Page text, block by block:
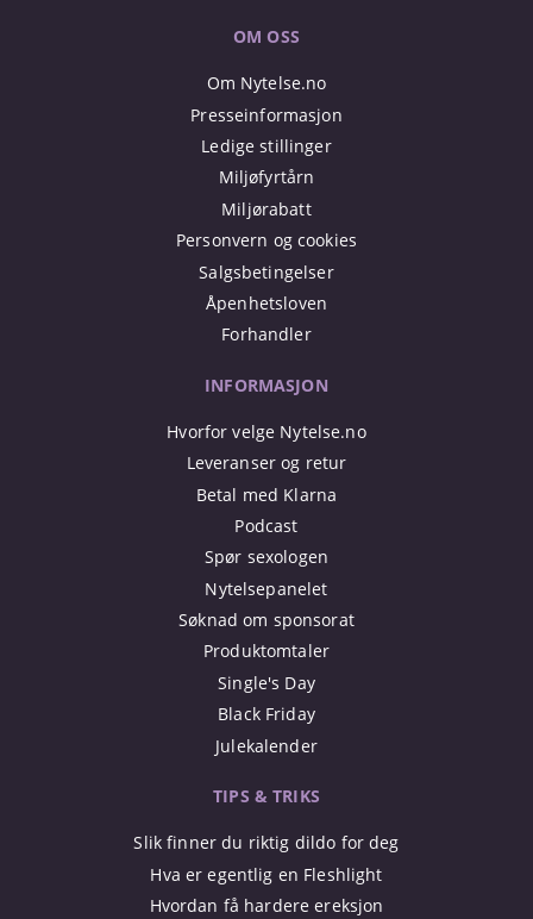
OM OSS
Om Nytelse.no
Presseinformasjon
Ledige stillinger
Miljøfyrtårn
Miljørabatt
Personvern og cookies
Salgsbetingelser
Åpenhetsloven
Forhandler
INFORMASJON
Hvorfor velge Nytelse.no
Leveranser og retur
Betal med Klarna
Podcast
Spør sexologen
Nytelsepanelet
Søknad om sponsorat
Produktomtaler
Single's Day
Black Friday
Julekalender
TIPS & TRIKS
Slik finner du riktig dildo for deg
Hva er egentlig en Fleshlight
Hvordan få hardere ereksjon